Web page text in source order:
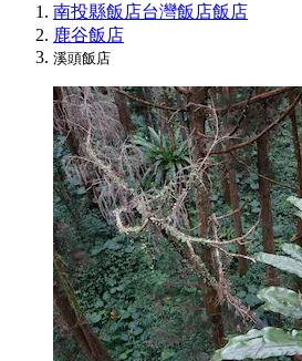
南投縣飯店台灣飯店飯店
鹿谷飯店
溪頭飯店